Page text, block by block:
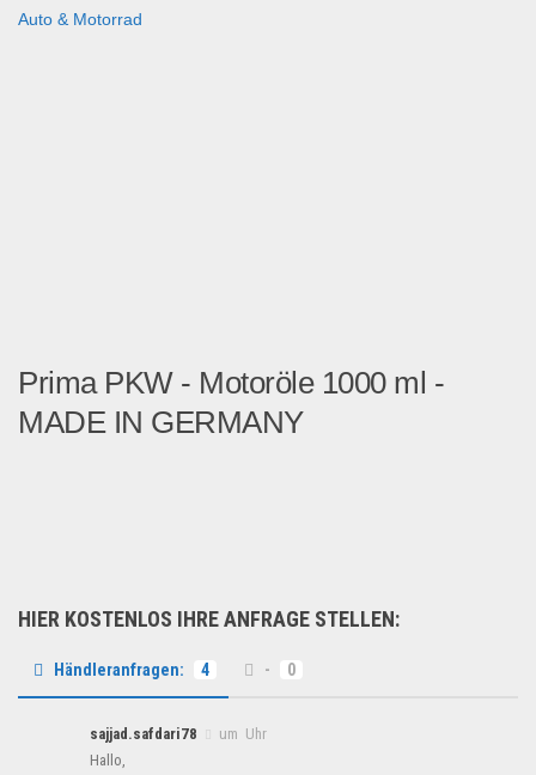
Auto & Motorrad
Prima PKW - Motoröle 1000 ml -
MADE IN GERMANY
HIER KOSTENLOS IHRE ANFRAGE STELLEN:
Händleranfragen: 4 - 0
sajjad.safdari78
um Uhr
Hallo,